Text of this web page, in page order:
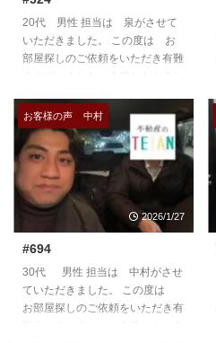
20代 男性 担当は 泉がさせて
いただきました。 この度は お
部屋探しのご依頼をいただき有難
https://teian-enh.com/staff009/
お客様の声 中村
2026/1/27
#694
30代 男性 担当は 中村がさせ
ていただきました。 この度は
お部屋探しのご依頼をいただき有